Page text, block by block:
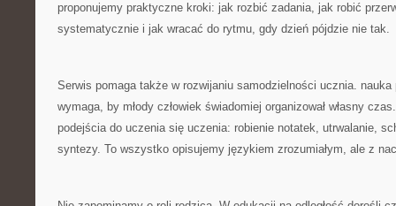
proponujemy praktyczne kroki: jak rozbić zadania, jak robić
systematycznie i jak wracać do rytmu, gdy dzień pójdzie nie tak.
Serwis pomaga także w rozwijaniu samodzielności ucznia.
wymaga, by młody człowiek świadomiej organizował własny
podejścia do uczenia się uczenia: robienie notatek, utrwalanie,
syntezy. To wszystko opisujemy językiem zrozumiałym, ale z